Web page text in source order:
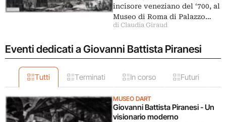
incisore veneziano del ‘700, al
Museo di Roma di Palazzo…
di Claudia Giraud
Eventi dedicati a Giovanni Battista Piranesi
Tutti Terminati In corso Futuri
MUSEO DART
Giovanni Battista Piranesi - Un
visionario moderno